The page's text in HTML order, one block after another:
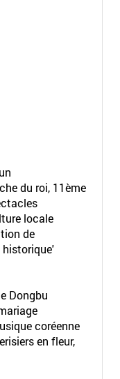
du roi, 11ème
locale
de
historique'
Dongbu
coréenne
en fleur,